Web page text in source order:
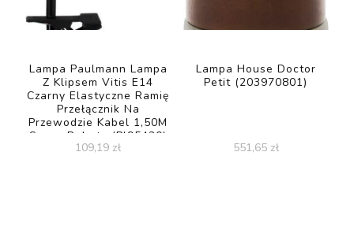
Lampa Paulmann Lampa
Z Klipsem Vitis E14
Czarny Elastyczne Ramię
Przełącznik Na
Przewodzie Kabel 1,50M
Super Rabaty (Pl95430)
109,19 zł
Lampa House Doctor
Petit (203970801)
551,65 zł